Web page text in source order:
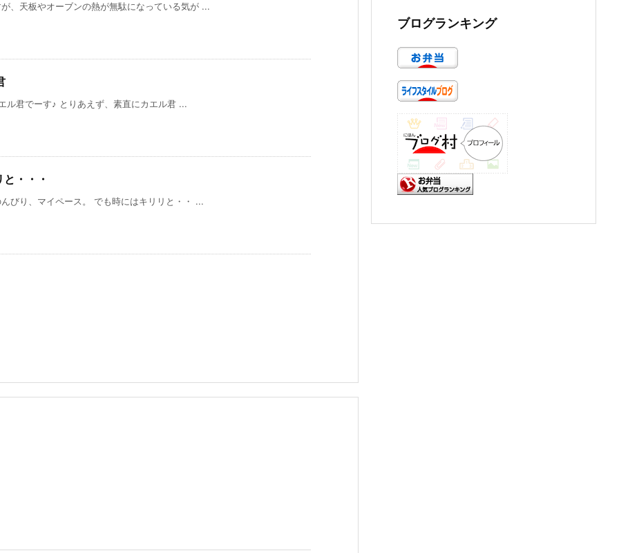
、天板やオーブンの熱が無駄になっている気が ...
ーす♪ とりあえず、素直にカエル君 ...
・・・
びり、マイペース。 でも時にはキリリと・・ ...
ブログランキング